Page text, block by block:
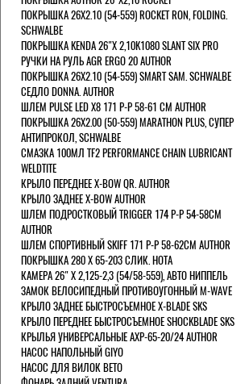
ПОКРЫШКА 26X2.10 (54-559) ROCKET RON, FOLDING.
SCHWALBE
ПОКРЫШКА KENDA 26"Х 2,10K1080 SLANT SIX PRO
РУЧКИ НА РУЛЬ AGR ERGO 20 AUTHOR
ПОКРЫШКА 26X2.10 (54-559) SMART SAM. SCHWALBE
СЕДЛО DONNA. AUTHOR
ШЛЕМ PULSE LED X8 171 Р-Р 58-61 СМ AUTHOR
ПОКРЫШКА 26X2.00 (50-559) MARATHON PLUS, СУПЕР
АНТИПРОКОЛ, SCHWALBE
СМАЗКА 100МЛ TF2 PERFORMANCE CHAIN LUBRICANT
WELDTITE
КРЫЛО ПЕРЕДНЕЕ X-BOW QR. AUTHOR
КРЫЛО ЗАДНЕЕ X-BOW AUTHOR
ШЛЕМ ПОДРОСТКОВЫЙ TRIGGER 174 Р-Р 54-58СМ
AUTHOR
ШЛЕМ СПОРТИВНЫЙ SKIFF 171 Р-Р 58-62СМ AUTHOR
ПОКРЫШКА 280 X 65-203 СЛИК. HOTA
КАМЕРА 26" X 2,125-2,3 (54/58-559), АВТО НИППЕЛЬ
ЗАМОК ВЕЛОСИПЕДНЫЙ ПРОТИВОУГОННЫЙ M-WAVE
КРЫЛО ЗАДНЕЕ БЫСТРОСЪЕМНОЕ X-BLADE SKS
КРЫЛО ПЕРЕДНЕЕ БЫСТРОСЪЕМНОЕ SHOCKBLADE SKS
КРЫЛЬЯ УНИВЕРСАЛЬНЫЕ AXP-65-20/24 AUTHOR
НАСОС НАПОЛЬНЫЙ GIYO
НАСОС ДЛЯ ВИЛОК ВЕТО